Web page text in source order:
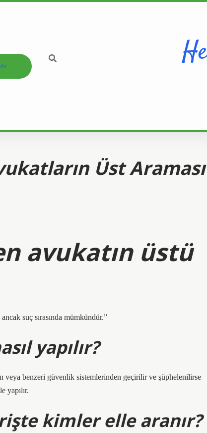
Üst Araması
avukatın üstü
suç sırasında mümkündür.”
yapılır?
veya benzeri güvenlik sistemlerinden geçirilir ve şüphelenilirse
yapılır.
kimler elle aranır?